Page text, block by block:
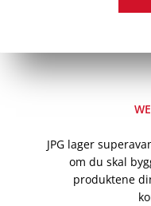
JPG lager
om du skal
produktene